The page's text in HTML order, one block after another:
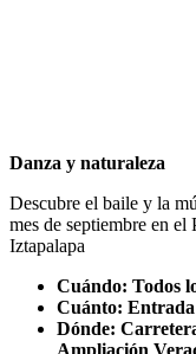
Danza y naturaleza
Descubre el baile y la
mes de septiembre en el
Iztapalapa
Cuándo: Todos
Cuánto:
Dónde:
Ampliación